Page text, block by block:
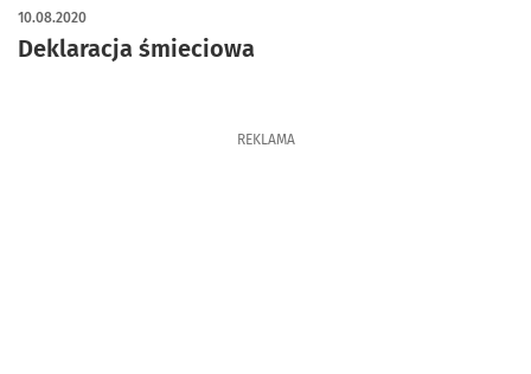
Deklaracja śmieciowa
10.08.2020
REKLAMA